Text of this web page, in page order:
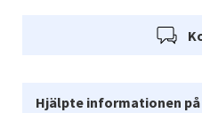
Hjälpte informationen på